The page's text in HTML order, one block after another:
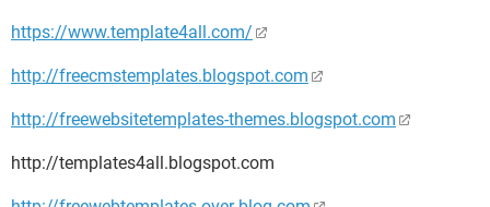
https://www.template4all.com/
http://freecmstemplates.blogspot.com
http://freewebsitetemplates-themes.blogspot.com
http://templates4all.blogspot.com